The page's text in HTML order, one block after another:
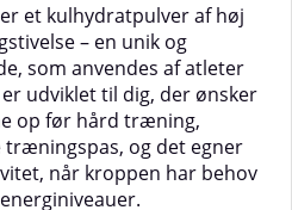
er et kulhydratpulver af høj
– en unik og
som anvendes af atleter
udviklet til dig, der ønsker
op før hård træning,
træningspas, og det egner
når kroppen har behov